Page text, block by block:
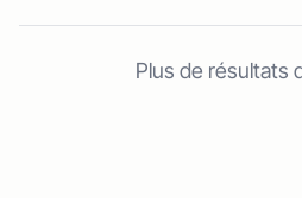
Plus de résultats